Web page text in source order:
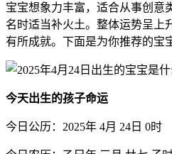
宝宝想象力丰富，适合从事创意
名时适当补火土。整体运势呈上
有所成就。下面是为你推荐的宝
今天出生的孩子命运
今日公历：2025年 4月 24日 0时